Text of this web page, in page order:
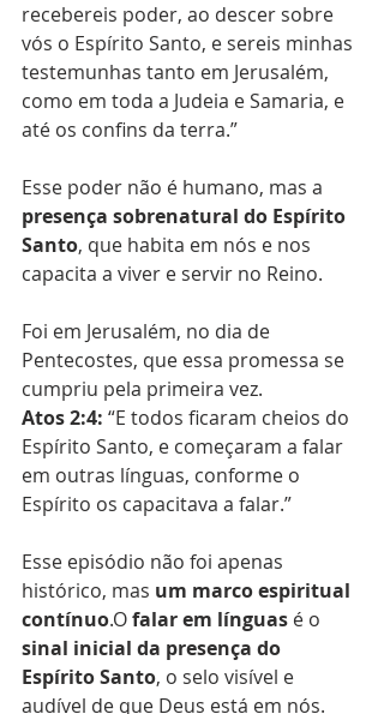
recebereis poder, ao descer sobre
vós o Espírito Santo, e sereis minhas
testemunhas tanto em Jerusalém,
como em toda a Judeia e Samaria, e
até os confins da terra.”
Esse poder não é humano, mas a
presença sobrenatural do Espírito
Santo, que habita em nós e nos
capacita a viver e servir no Reino.
Foi em Jerusalém, no dia de
Pentecostes, que essa promessa se
cumpriu pela primeira vez.
Atos 2:4: “E todos ficaram cheios do
Espírito Santo, e começaram a falar
em outras línguas, conforme o
Espírito os capacitava a falar.”
Esse episódio não foi apenas
histórico, mas um marco espiritual
contínuo.O falar em línguas é o
sinal inicial da presença do
Espírito Santo, o selo visível e
audível de que Deus está em nós.